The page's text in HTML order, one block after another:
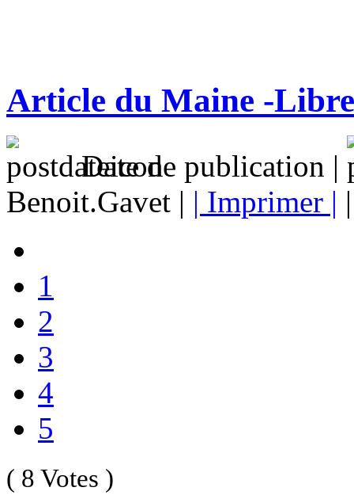
Article du Maine -
Date de publication |
Benoit.Gavet | | Imprimer |
1
2
3
4
5
( 8 Votes )